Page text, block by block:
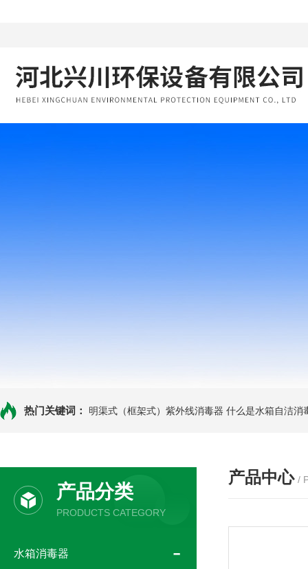
热门关键词： 明渠式（框架式）紫外线消毒器 什么是水箱自洁消
产品分类
PRODUCTS CATEGORY
水箱消毒器
产品中心 /